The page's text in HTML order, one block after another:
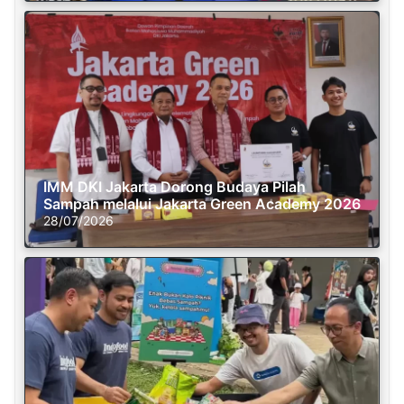
IMM DKI Jakarta Dorong Budaya Pilah
Sampah melalui Jakarta Green Academy 2026
28/07/2026